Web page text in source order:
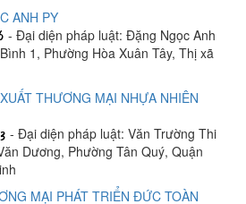
ANH PY
- Đại diện pháp luật: Đặng Ngọc Anh
1, Phường Hòa Xuân Tây, Thị xã
THƯƠNG MẠI NHỰA NHIÊN
- Đại diện pháp luật: Văn Trường Thi
Dương, Phường Tân Quý, Quận
MẠI PHÁT TRIỂN ĐỨC TOÀN